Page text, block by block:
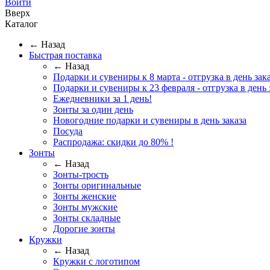
Вверх
Каталог
← Назад
Быстрая поставка
← Назад
Подарки и сувениры к 8 марта - отгрузка в день
Подарки и сувениры к 23 февраля - отгрузка в день
Ежедневники за 1 день!
Зонты за один день
Новогодние подарки и сувениры в день заказа
Посуда
Распродажа: скидки до 80% !
Зонты
← Назад
Зонты-трость
Зонты оригинальные
Зонты женские
Зонты мужские
Зонты складные
Дорогие зонты
Кружки
← Назад
Кружки с логотипом